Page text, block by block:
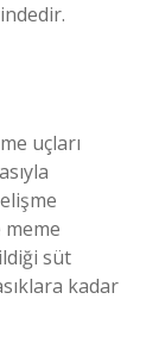
uçları
meme
süt
kadar